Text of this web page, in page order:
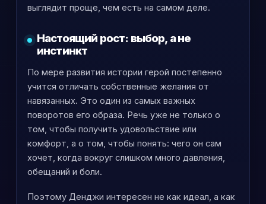
выглядит проще, чем есть на самом деле.
Настоящий рост: выбор, а не
инстинкт
По мере развития истории герой постепенно
учится отличать собственные желания от
навязанных. Это один из самых важных
поворотов его образа. Речь уже не только о
том, чтобы получить удовольствие или
комфорт, а о том, чтобы понять: чего он сам
хочет, когда вокруг слишком много давления,
обещаний и боли.
Поэтому Денджи интересен не как идеал, а как